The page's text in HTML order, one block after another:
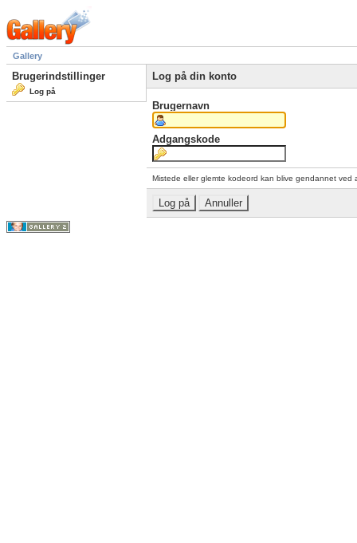
Gallery
Brugerindstillinger
Log på
Log på din konto
Brugernavn
Adgangskode
Mistede eller glemte kodeord kan blive gendannet ved